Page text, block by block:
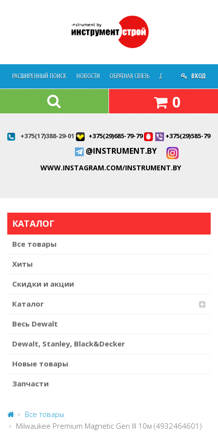
РАСШИРЕННЫЙ ПОИСК НОВОСТИ ОБРАТНАЯ СВЯЗЬ ДОСТАВКА О
ВХОД
0
+375(17)388-29-01 +375(29)685-79-79 +375(29)585-79-
@INSTRUMENT.BY
WWW.INSTAGRAM.COM/INSTRUMENT.BY
КАТАЛОГ
Все товары
Хиты
Скидки и акции
Каталог
Весь Dewalt
Dewalt, Stanley, Black&Decker
Новые товары
Запчасти
Все товары
Milwaukee Premium Magnetic Gen III 10м (4932464601)